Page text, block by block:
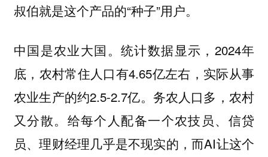
叔伯就是这个产品的“种子”用户。
中国是农业大国。统计数据显示，2024年
底，农村常住人口有4.65亿左右，实际从事
农业生产的约2.5-2.7亿‌。务农人口多，农村
又分散。给每个人配备一个农技员、信贷
员、理财经理几乎是不现实的，而AI让这个